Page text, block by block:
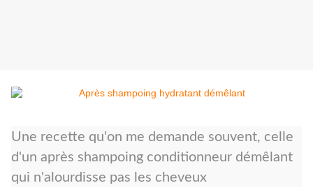
Une recette qu'on me demande souvent, celle
d'un après shampoing conditionneur démêlant
qui n'alourdisse pas les cheveux